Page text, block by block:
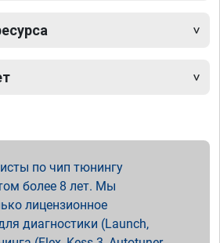
по чип тюнингу
более 8 лет. Мы
лицензионное
диагностики (Launch,